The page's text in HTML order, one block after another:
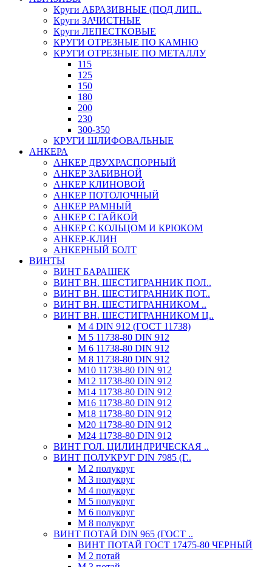
Круги АБРАЗИВНЫЕ (ПОД ЛИП..
Круги ЗАЧИСТНЫЕ
Круги ЛЕПЕСТКОВЫЕ
КРУГИ ОТРЕЗНЫЕ ПО КАМНЮ
КРУГИ ОТРЕЗНЫЕ ПО МЕТАЛЛУ
115
125
150
180
200
230
300-350
КРУГИ ШЛИФОВАЛЬНЫЕ
АНКЕРА
АНКЕР ДВУХРАСПОРНЫЙ
АНКЕР ЗАБИВНОЙ
АНКЕР КЛИНОВОЙ
АНКЕР ПОТОЛОЧНЫЙ
АНКЕР РАМНЫЙ
АНКЕР С ГАЙКОЙ
АНКЕР С КОЛЬЦОМ И КРЮКОМ
АНКЕР-КЛИН
АНКЕРНЫЙ БОЛТ
ВИНТЫ
ВИНТ БАРАШЕК
ВИНТ ВН. ШЕСТИГРАННИК ПОЛ..
ВИНТ ВН. ШЕСТИГРАННИК ПОТ..
ВИНТ ВН. ШЕСТИГРАННИКОМ ..
ВИНТ ВН. ШЕСТИГРАННИКОМ Ц..
М 4 DIN 912 (ГОСТ 11738)
М 5 11738-80 DIN 912
М 6 11738-80 DIN 912
М 8 11738-80 DIN 912
М10 11738-80 DIN 912
М12 11738-80 DIN 912
М14 11738-80 DIN 912
М16 11738-80 DIN 912
М18 11738-80 DIN 912
М20 11738-80 DIN 912
М24 11738-80 DIN 912
ВИНТ ГОЛ. ЦИЛИНДРИЧЕСКАЯ ..
ВИНТ ПОЛУКРУГ DIN 7985 (Г..
М 2 полукруг
М 3 полукруг
М 4 полукруг
М 5 полукруг
М 6 полукруг
М 8 полукруг
ВИНТ ПОТАЙ DIN 965 (ГОСТ ..
ВИНТ ПОТАЙ ГОСТ 17475-80 ЧЕРНЫЙ
М 2 потай